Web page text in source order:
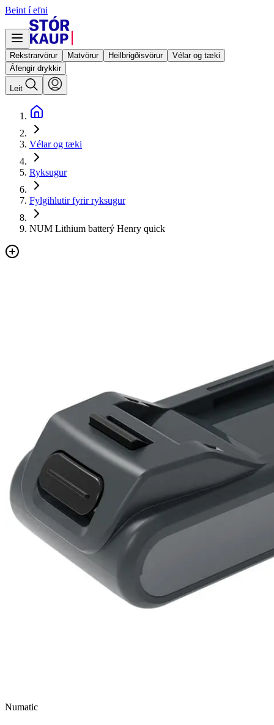
Beint í efni
Rekstrarvörur Matvörur Heilbrigðisvörur
Vélar og tæki
Áfengir drykkir
Leit
Vélar og tæki
Ryksugur
Fylgihlutir fyrir ryksugur
NUM Lithium batterý Henry quick
Numatic